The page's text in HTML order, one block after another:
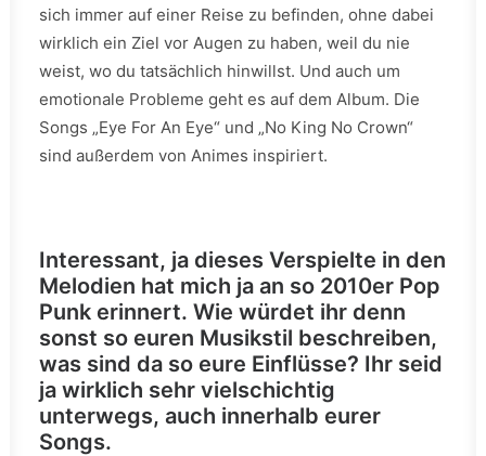
sich immer auf einer Reise zu befinden, ohne dabei
wirklich ein Ziel vor Augen zu haben, weil du nie
weist, wo du tatsächlich hinwillst. Und auch um
emotionale Probleme geht es auf dem Album. Die
Songs „Eye For An Eye“ und „No King No Crown“
sind außerdem von Animes inspiriert.
Interessant, ja dieses Verspielte in den
Melodien hat mich ja an so 2010er Pop
Punk erinnert. Wie würdet ihr denn
sonst so euren Musikstil beschreiben,
was sind da so eure Einflüsse? Ihr seid
ja wirklich sehr vielschichtig
unterwegs, auch innerhalb eurer
Songs.